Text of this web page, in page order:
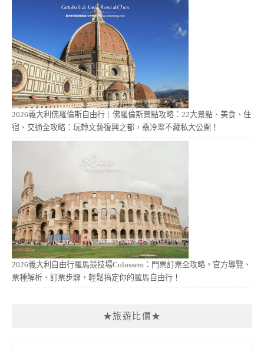
2026義大利佛羅倫斯自由行｜佛羅倫斯景點攻略：22大景點、美食、住
宿、交通全攻略：玩轉文藝復興之都，翡冷翠不藏私大公開！
2026義大利自由行羅馬競技場Colossem：門票訂票全攻略，官方導覽、
票種解析、訂票步驟，輕鬆搞定你的羅馬自由行！
★旅遊比價★